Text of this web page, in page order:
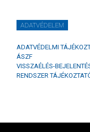
ADATVÉDELEM
ADATVÉDELMI
ÁSZF
VISSZAÉLÉS-
RENDSZER